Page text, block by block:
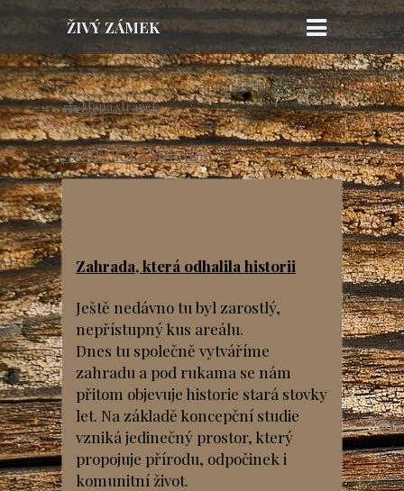
ŽIVÝ ZÁMEK
TOUŽIM z. s.
Mapa stránek
ZÁMECKÁ ZAHRADA
Zahrada, která odhalila historii
Ještě nedávno tu byl zarostlý,
nepřístupný kus areálu.
Dnes tu společně vytváříme
zahradu a pod rukama se nám
přitom objevuje historie stará stovky
let. Na základě koncepční studie
vzniká jedinečný prostor, který
propojuje přírodu, odpočinek i
komunitní život.